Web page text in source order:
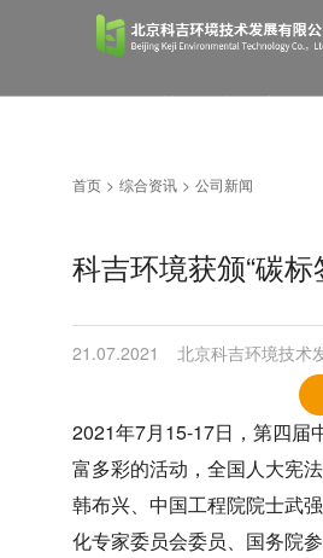
首页 关于科吉 产品服
综合资讯 经典案例
首页 > 综合资讯 > 公司新闻
科吉环境获颁“碳
21.07.2021 北京科吉环境技术
2021年7月15-17日，第四届
富多彩的活动，全国人大宪
韩布兴、中国工程院院士武
化专家委员会委员、国务院